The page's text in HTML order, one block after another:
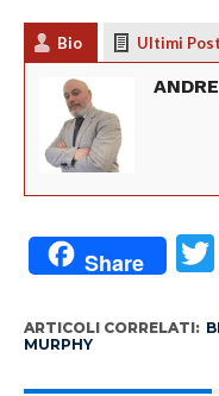
Bio Ultimi Post
Share
ARTICOLI CORRELATI:
MURPHY